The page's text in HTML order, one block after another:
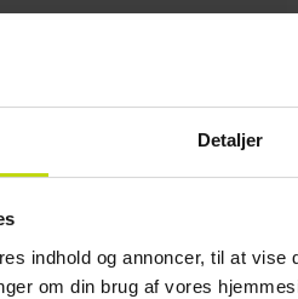
Detaljer
indhold og annoncer, til at
om din brug af vores